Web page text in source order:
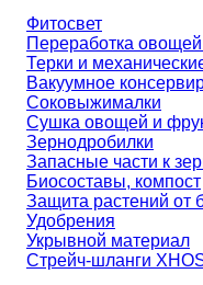
Фитосвет
Переработка
Терки и
Вакуумное
Соковыжималки
Сушка овощей и
Зернодробилки
Запасные части к
Биосоставы, компост
Защита растений от
Удобрения
Укрывной материал
Стрейч-шланги